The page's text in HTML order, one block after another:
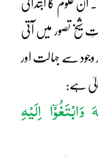
علوم کا ابتدائی
شیخ تصور میں آتی
سے جہالت اور
ہے:
اِلَیْہِ